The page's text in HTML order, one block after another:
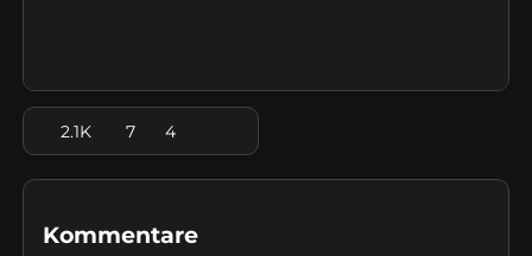
2.1K 7 4
Kommentare